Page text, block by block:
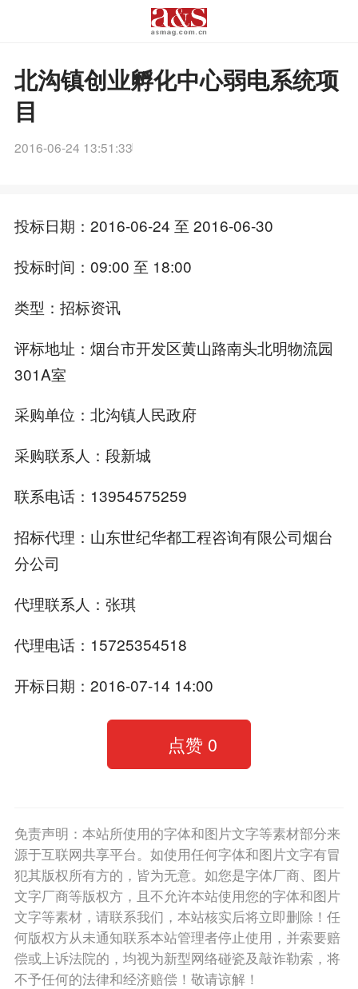
北沟镇创业孵化中心弱电系统项
目
2016-06-24 13:51:33
投标日期：2016-06-24 至 2016-06-30
投标时间：09:00 至 18:00
类型：招标资讯
评标地址：烟台市开发区黄山路南头北明物流园
301A室
采购单位：北沟镇人民政府
采购联系人：段新城
联系电话：13954575259
招标代理：山东世纪华都工程咨询有限公司烟台
分公司
代理联系人：张琪
代理电话：15725354518
开标日期：2016-07-14 14:00
点赞 0
免责声明：本站所使用的字体和图片文字等素材部分来
源于互联网共享平台。如使用任何字体和图片文字有冒
犯其版权所有方的，皆为无意。如您是字体厂商、图片
文字厂商等版权方，且不允许本站使用您的字体和图片
文字等素材，请联系我们，本站核实后将立即删除！任
何版权方从未通知联系本站管理者停止使用，并索要赔
偿或上诉法院的，均视为新型网络碰瓷及敲诈勒索，将
不予任何的法律和经济赔偿！敬请谅解！